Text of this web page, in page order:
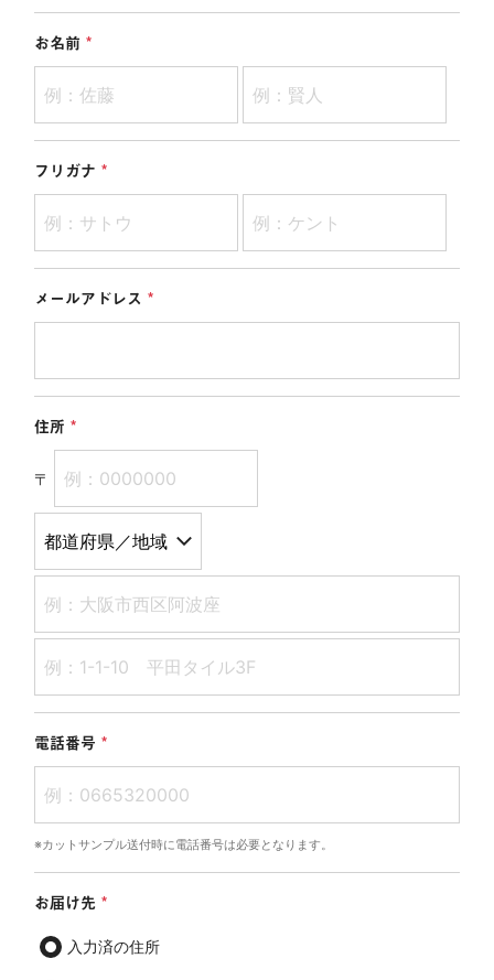
お名前
フリガナ
メールアドレス
住所
〒
電話番号
※カットサンプル送付時に電話番号は必要となります。
お届け先
入力済の住所